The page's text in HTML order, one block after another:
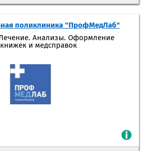
поликлиника "ПрофМедЛаб"
Анализы. Оформление
и медсправок